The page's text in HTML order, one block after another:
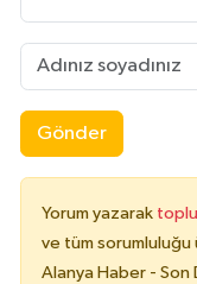
Gönder
Yorum yazarak
ve tüm sorumluluğu
Alanya Haber -